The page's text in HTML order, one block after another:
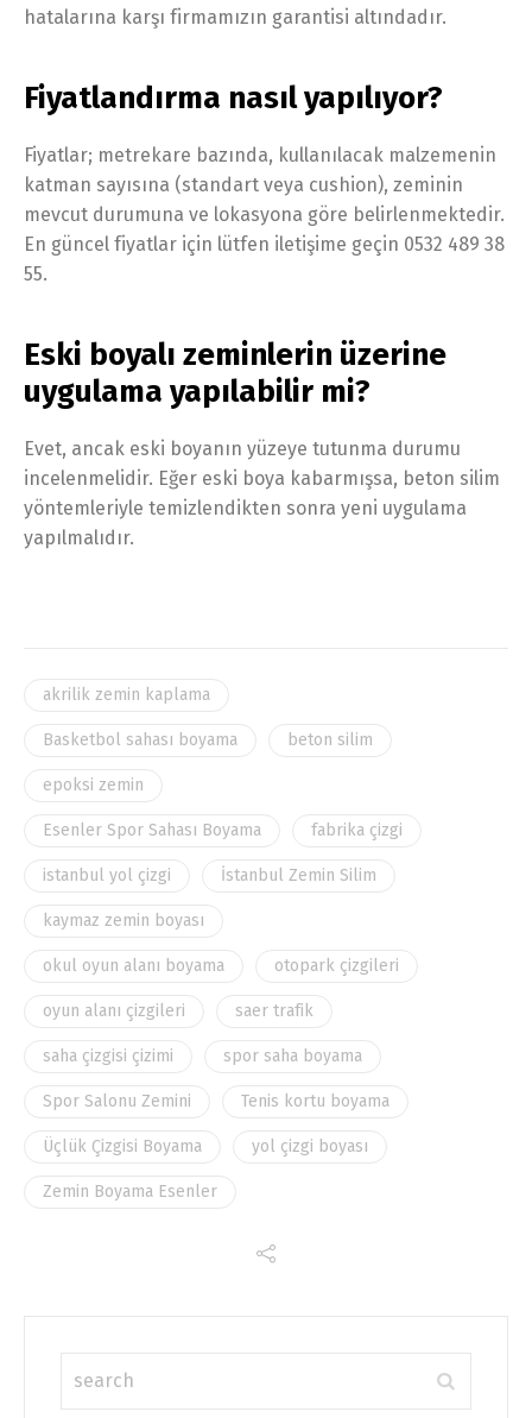
hatalarına karşı firmamızın garantisi altındadır.
Fiyatlandırma nasıl yapılıyor?
Fiyatlar; metrekare bazında, kullanılacak malzemenin
katman sayısına (standart veya cushion), zeminin
mevcut durumuna ve lokasyona göre belirlenmektedir.
En güncel fiyatlar için lütfen iletişime geçin 0532 489 38
55.
Eski boyalı zeminlerin üzerine
uygulama yapılabilir mi?
Evet, ancak eski boyanın yüzeye tutunma durumu
incelenmelidir. Eğer eski boya kabarmışsa, beton silim
yöntemleriyle temizlendikten sonra yeni uygulama
yapılmalıdır.
akrilik zemin kaplama
Basketbol sahası boyama beton silim
epoksi zemin
Esenler Spor Sahası Boyama fabrika çizgi
istanbul yol çizgi İstanbul Zemin Silim
kaymaz zemin boyası
okul oyun alanı boyama otopark çizgileri
oyun alanı çizgileri saer trafik
saha çizgisi çizimi spor saha boyama
Spor Salonu Zemini Tenis kortu boyama
Üçlük Çizgisi Boyama yol çizgi boyası
Zemin Boyama Esenler